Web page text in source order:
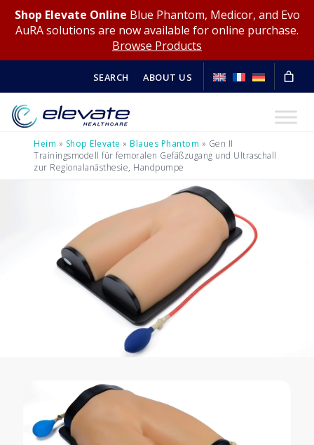
Shop Elevate Online Blue Phantom, Medicor, and Evo
AuRA solutions are now available for online purchase.
Browse Products
SEARCH ABOUT US
Heim » Shop Elevate » Blaues Phantom » Gen II
Trainingsmodell für femoralen Gefäßzugang und Ultraschall
zur Regionalanästhesie, Handpumpe